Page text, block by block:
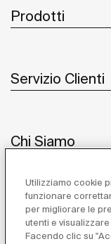
Prodotti
Servizio Clienti
Chi Siamo
Ispirazione
Utilizziamo cookie
funzionare
per migliorare le
utenti e
Facendo clic su